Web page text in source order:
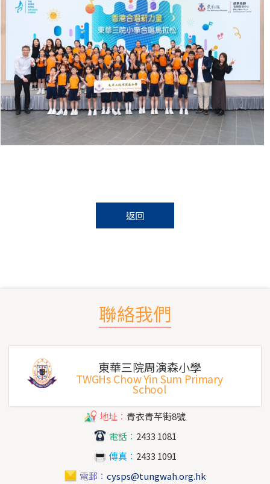
返回
聯絡我們
東華三院周演森小學
TWGHs Chow Yin Sum Primary
School
地址： 青衣青芊街8號
電話： 2433 1081
傳真： 2433 1091
電郵： cysps@tungwah.org.hk